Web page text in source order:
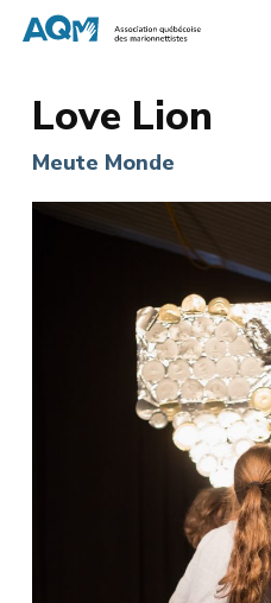
Skip
content
Love Lion
Meute Monde